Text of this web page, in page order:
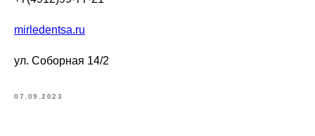
mirledentsa.ru
ул. Соборная 14/2
07.09.2023